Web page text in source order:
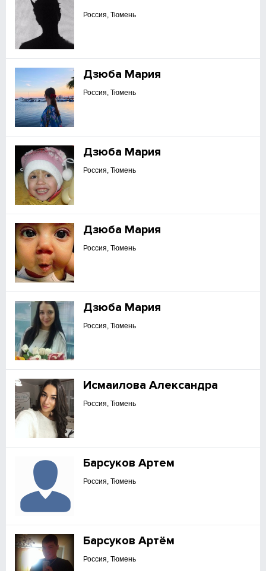
Россия, Тюмень
Дзюба Мария
Россия, Тюмень
Дзюба Мария
Россия, Тюмень
Дзюба Мария
Россия, Тюмень
Дзюба Мария
Россия, Тюмень
Исмаилова Александра
Россия, Тюмень
Барсуков Артем
Россия, Тюмень
Барсуков Артём
Россия, Тюмень